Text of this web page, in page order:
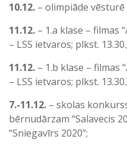
10.12. – olimpiāde vēsturē
11.12. – 1.a klase – filmas
– LSS ietvaros; plkst.
11.12. – 1.b klase – filmas
– LSS ietvaros; plkst.
7.-11.12. – skolas
bērnudārzam “Salavecis
“Sniegavīrs 2020”;